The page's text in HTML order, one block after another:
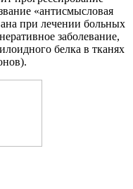
«антисмысловая
при лечении больных
заболевание,
белка в тканях